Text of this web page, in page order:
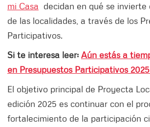
mi Casa decidan en qué se invierte
de las localidades, a través de los
Participativos.
Si te interesa leer: Aún estás a
en Presupuestos Participativos
El objetivo principal de Proyecta
edición 2025 es continuar con el
fortalecimiento de la participación